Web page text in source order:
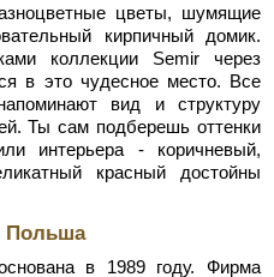
цветы, шумящие
кирпичный домик.
коллекции Semir через
в это чудесное место. Все
вид и структуру
Ты сам подберешь оттенки
интерьера - коричневый,
красный достойны
Польша
в 1989 году. Фирма